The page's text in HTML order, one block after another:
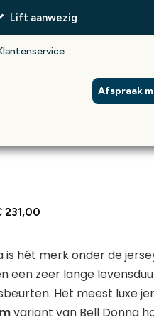
Lift aanwezig
Afspraak
231,00
is hét merk onder de
een zeer lange
Het meest luxe
variant van Bell Donna